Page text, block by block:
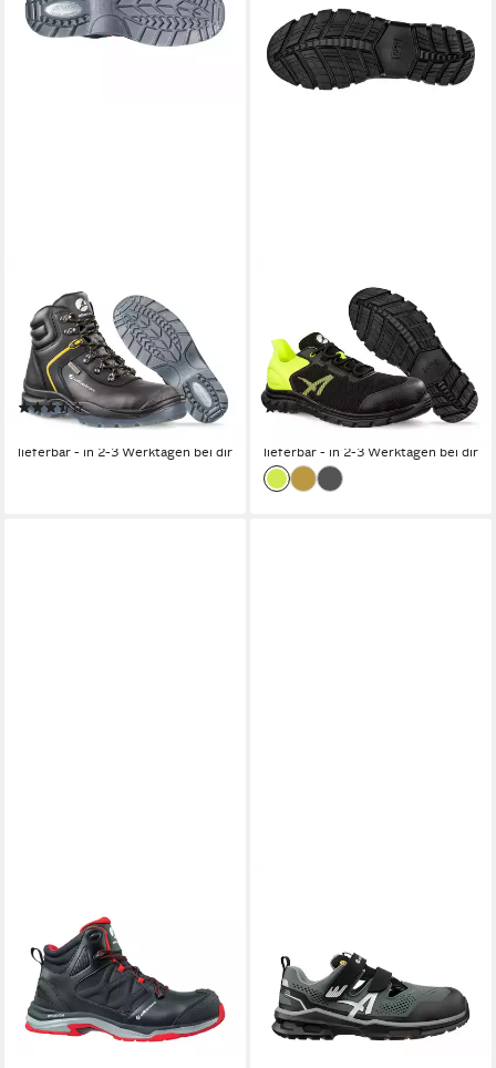
ALBATROS GRAVITY CTX
Sicherheitsschuh S7
Sicherheitsschuh
Ölbeständige Laufsohle
(3)
ab 86,99 €
lieferbar - in 2-3 Werktagen bei dir
ALBATROS OCTANE LOW
Sicherheitsschuh S1PS
Sicherheitsschuh
Atmungsaktiv
(1)
ab 79,99 €
lieferbar - in 2-3 Werktagen bei dir
ESD Sicherheitsschuh
Ölbeständige Laufsohle
89,99 €
lieferbar - in 2-3 Werktagen bei dir